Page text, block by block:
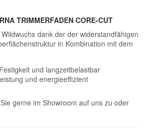
TRIMMERFADEN CORE-CUT
dank der der widerstandfähigen
in Kombination mit dem
und langzeitbelastbar
und energieeffizient
gerne im Showroom auf uns zu oder